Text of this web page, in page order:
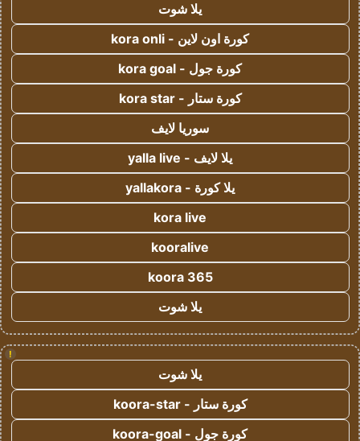
يلا شوت
كورة اون لاين - kora onli
كورة جول - kora goal
كورة ستار - kora star
سوريا لايف
يلا لايف - yalla live
يلا كورة - yallakora
kora live
kooralive
koora 365
يلا شوت
!
يلا شوت
كورة ستار - koora-star
كورة جول - koora-goal